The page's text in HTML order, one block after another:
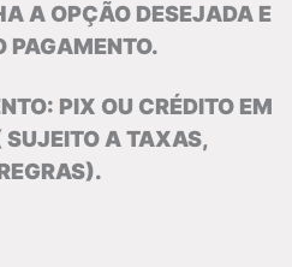
A OPÇÃO DESEJADA E
PAGAMENTO.
PIX OU CRÉDITO EM
SUJEITO A TAXAS,